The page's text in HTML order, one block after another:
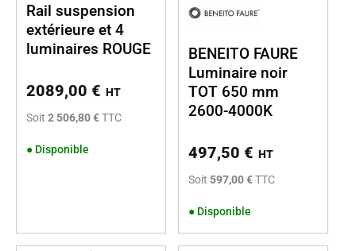
Rail suspension
extérieure et 4
luminaires ROUGE
2089,00 € HT
Soit 2 506,80 €TTC
● Disponible
BENEITO FAURE
Luminaire noir
TOT 650 mm
2600-4000K
497,50 € HT
Soit 597,00 €TTC
● Disponible